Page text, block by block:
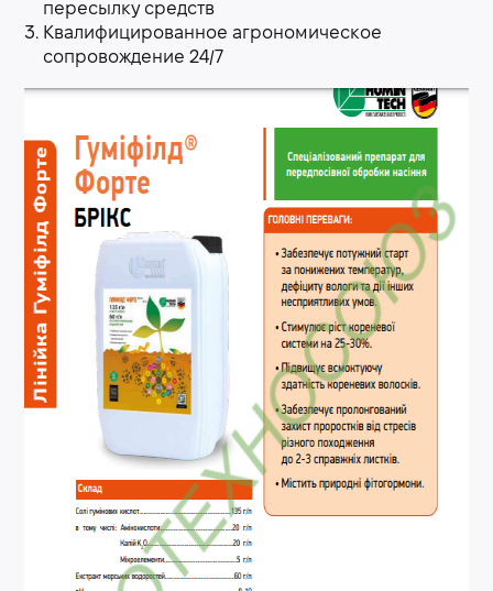
пересылку средств
Квалифицированное агрономическое
сопровождение 24/7